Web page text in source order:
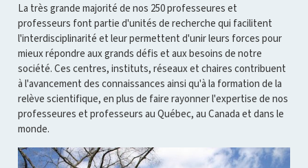
La très grande majorité de nos 250 professeures et
professeurs font partie d'unités de recherche qui facilitent
l'interdisciplinarité et leur permettent d'unir leurs forces pour
mieux répondre aux grands défis et aux besoins de notre
société. Ces centres, instituts, réseaux et chaires contribuent
à l'avancement des connaissances ainsi qu'à la formation de la
relève scientifique, en plus de faire rayonner l'expertise de nos
professeures et professeurs au Québec, au Canada et dans le
monde.